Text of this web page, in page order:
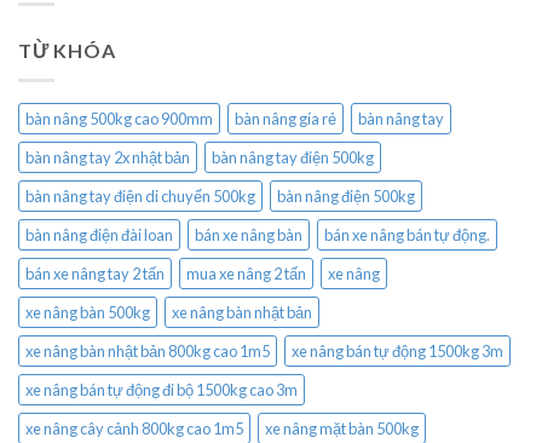
TỪ KHÓA
bàn nâng 500kg cao 900mm bàn nâng gía rẻ
bàn nâng tay
bàn nâng tay 2x nhật bản
bàn nâng tay điện 500kg
bàn nâng tay điện di chuyển 500kg
bàn nâng điện 500kg
bàn nâng điện đài loan
bán xe nâng bàn
bán xe nâng bán tự động.
bán xe nâng tay 2 tấn
mua xe nâng 2 tấn
xe nâng
xe nâng bàn 500kg
xe nâng bàn nhật bản
xe nâng bàn nhật bản 800kg cao 1m5
xe nâng bán tự động 1500kg 3m
xe nâng bán tự động đi bộ 1500kg cao 3m
xe nâng cây cảnh 800kg cao 1m5
xe nâng mặt bàn 500kg